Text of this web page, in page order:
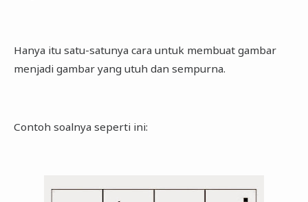
Hanya itu satu-satunya cara untuk membuat gambar
menjadi gambar yang utuh dan sempurna.
Contoh soalnya seperti ini: